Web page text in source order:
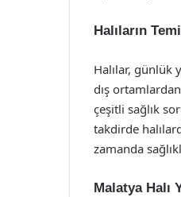
Halıların
Halılar, günlük
dış
çeşitli sağlık
takdirde
zamanda
Malatya Halı